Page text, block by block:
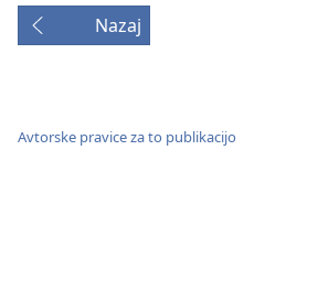
Nazaj
Avtorske pravice za to publikacijo